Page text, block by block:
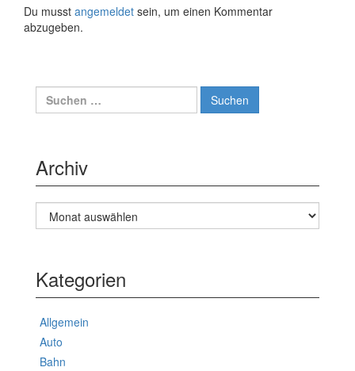
Du musst angemeldet sein, um einen Kommentar
abzugeben.
Suche
nach:
Archiv
Archiv
Kategorien
Allgemein
Auto
Bahn